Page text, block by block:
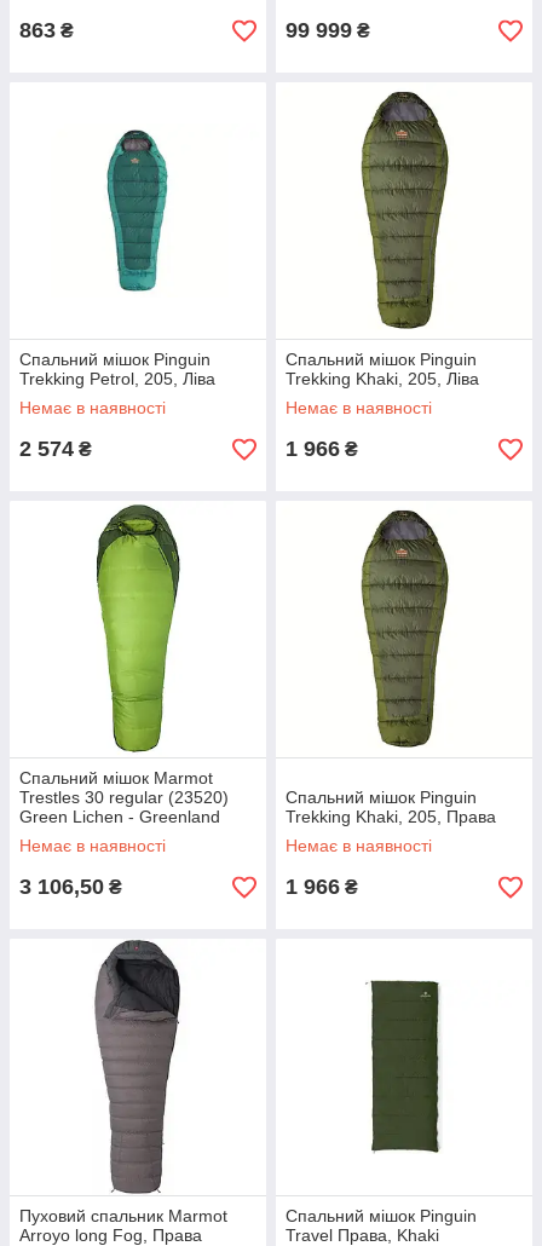
863 ₴ 99 999 ₴
Спальний мішок Pinguin
Trekking Petrol, 205, Ліва
Немає в наявності
2 574 ₴
Спальний мішок Pinguin
Trekking Khaki, 205, Ліва
Немає в наявності
1 966 ₴
Спальний мішок Marmot
Trestles 30 regular (23520)
Green Lichen - Greenland
(4430), Права
Немає в наявності
3 106,50 ₴
Спальний мішок Pinguin
Trekking Khaki, 205, Права
Немає в наявності
1 966 ₴
Пуховий спальник Marmot
Arroyo long Fog, Права
Спальний мішок Pinguin
Travel Права, Khaki